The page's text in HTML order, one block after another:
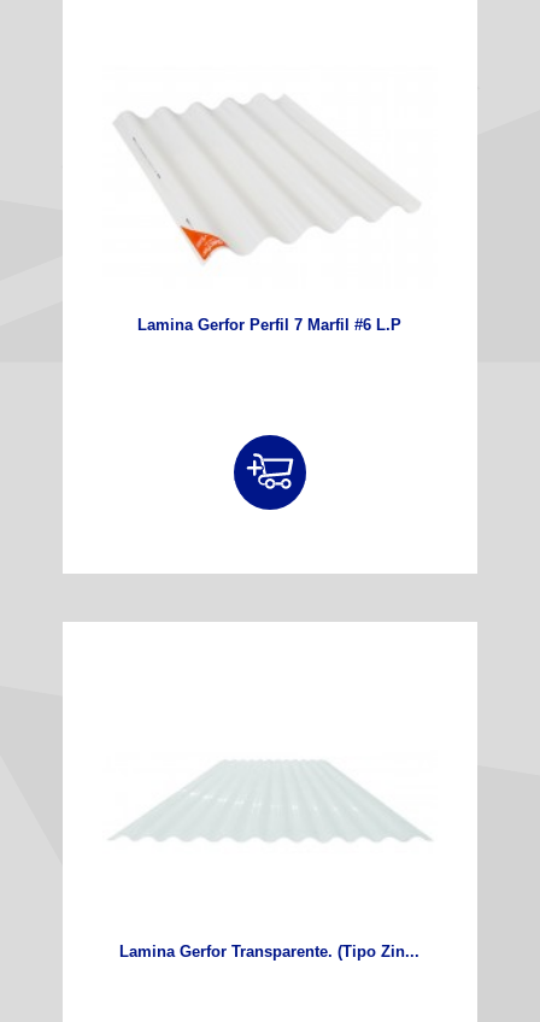
Lamina Gerfor Perfil 7 Marfil #6 L.P
Lamina Gerfor Transparente. (Tipo Zin...